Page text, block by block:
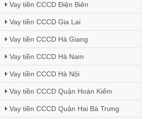
Vay tiền CCCD Điện Biên
Vay tiền CCCD Gia Lai
Vay tiền CCCD Hà Giang
Vay tiền CCCD Hà Nam
Vay tiền CCCD Hà Nội
Vay tiền CCCD Quận Hoàn Kiếm
Vay tiền CCCD Quận Hai Bà Trưng